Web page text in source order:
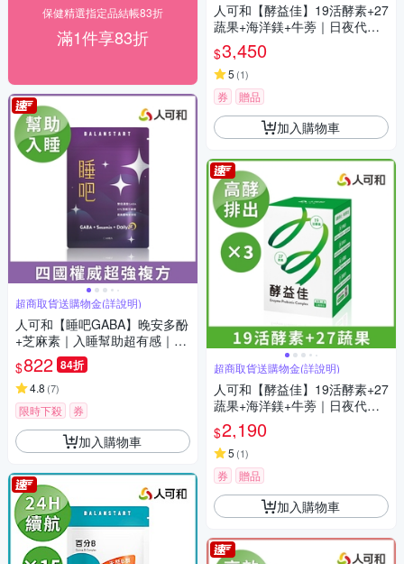
保健精選指定品結帳83折
滿1件享83折
超商取貨送購物金(詳說明)
人可和【睡吧GABA】晚安多酚
+芝麻素｜入睡幫助超有感｜4
國權威打造最新型配方-熟睡法
寶睡眠品質好｜永豐集團
$822 84折
4.8 (7)
限時下殺 券
加入購物車
人可和【酵益佳】19活酵素+27
蔬果+海洋鎂+牛蒡｜日夜代謝
促進腸道蠕動助排便-更勝諾麗
果新普利夜酵素｜永豐集團
$3,450
5 (1)
券 贈品
加入購物車
超商取貨送購物金(詳說明)
人可和【酵益佳】19活酵素+27
蔬果+海洋鎂+牛蒡｜日夜代謝
促進腸道蠕動助排便-更勝諾麗
果新普利夜酵素｜永豐集團
$2,190
5 (1)
券 贈品
加入購物車